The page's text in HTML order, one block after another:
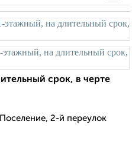
срок, в черте
2-й переулок